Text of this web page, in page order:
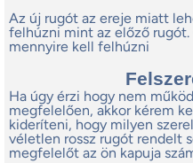
Az új rugót az ereje miatt
felhúzni mint az előző rugót.
mennyire kell felhúzni
Ha úgy érzi hogy nem
megfelelően, akkor kérem
kideríteni, hogy milyen
véletlen rossz rugót rendelt
megfelelőt az ön kapuja